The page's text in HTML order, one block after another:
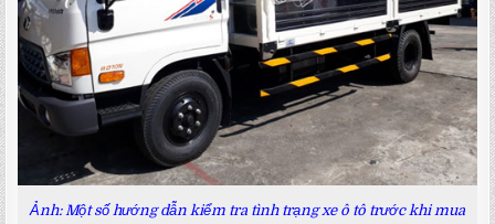
Ảnh: Một số hướng dẫn kiểm tra tình trạng xe ô tô trước khi mua